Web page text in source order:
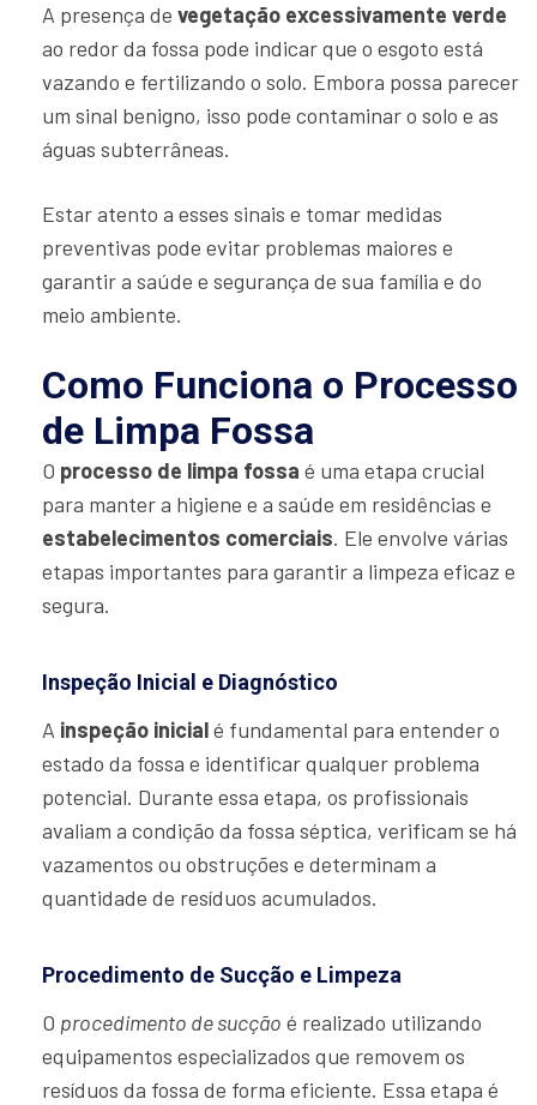
A presença de vegetação excessivamente verde
ao redor da fossa pode indicar que o esgoto está
vazando e fertilizando o solo. Embora possa parecer
um sinal benigno, isso pode contaminar o solo e as
águas subterrâneas.
Estar atento a esses sinais e tomar medidas
preventivas pode evitar problemas maiores e
garantir a saúde e segurança de sua família e do
meio ambiente.
Como Funciona o Processo
de Limpa Fossa
O processo de limpa fossa é uma etapa crucial
para manter a higiene e a saúde em residências e
estabelecimentos comerciais. Ele envolve várias
etapas importantes para garantir a limpeza eficaz e
segura.
Inspeção Inicial e Diagnóstico
A inspeção inicialé fundamental para entender o
estado da fossa e identificar qualquer problema
potencial. Durante essa etapa, os profissionais
avaliam a condição da fossa séptica, verificam se há
vazamentos ou obstruções e determinam a
quantidade de resíduos acumulados.
Procedimento de Sucção e Limpeza
O procedimento de sucção é realizado utilizando
equipamentos especializados que removem os
resíduos da fossa de forma eficiente. Essa etapa é